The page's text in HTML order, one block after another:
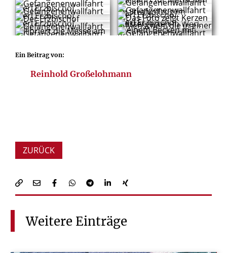
© Ralf Litera / Erzbistum Paderborn
© Ralf Litera / Erzbistum Paderborn
© Ralf Litera / Erzbistum Paderborn
© Ralf Litera / Erzbistum Paderborn
© Ralf Litera / Erzbistum Paderborn
© Ralf Litera / Erzbistum Paderborn
© Ralf Litera / Erzbistum Paderborn
© Ralf Litera / Erzbistum Paderborn
Ein Beitrag von:
Reinhold Großelohmann
ZURÜCK
Weitere Einträge